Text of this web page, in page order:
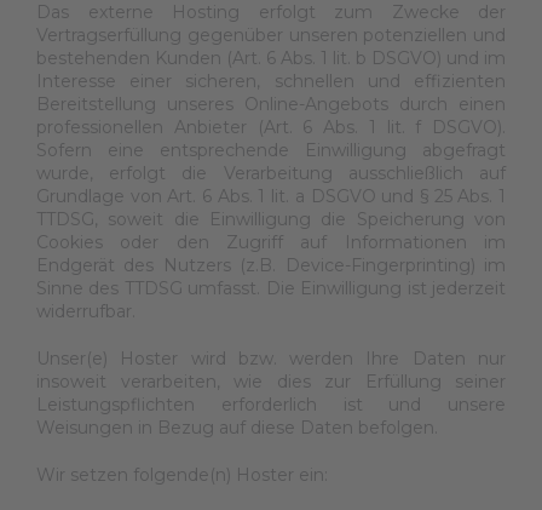
Das externe Hosting erfolgt zum Zwecke der
Vertragserfüllung gegenüber unseren potenziellen und
bestehenden Kunden (Art. 6 Abs. 1 lit. b DSGVO) und im
Interesse einer sicheren, schnellen und effizienten
Bereitstellung unseres Online-Angebots durch einen
professionellen Anbieter (Art. 6 Abs. 1 lit. f DSGVO).
Sofern eine entsprechende Einwilligung abgefragt
wurde, erfolgt die Verarbeitung ausschließlich auf
Grundlage von Art. 6 Abs. 1 lit. a DSGVO und § 25 Abs. 1
TTDSG, soweit die Einwilligung die Speicherung von
Cookies oder den Zugriff auf Informationen im
Endgerät des Nutzers (z.B. Device-Fingerprinting) im
Sinne des TTDSG umfasst. Die Einwilligung ist jederzeit
widerrufbar.
Unser(e) Hoster wird bzw. werden Ihre Daten nur
insoweit verarbeiten, wie dies zur Erfüllung seiner
Leistungspflichten erforderlich ist und unsere
Weisungen in Bezug auf diese Daten befolgen.
Wir setzen folgende(n) Hoster ein: